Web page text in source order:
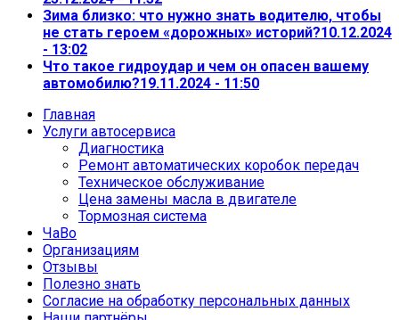
Зима близко: что нужно знать водителю, чтобы
не стать героем «дорожных» историй?10.12.2024
- 13:02
Что такое гидроудар и чем он опасен вашему
автомобилю?19.11.2024 - 11:50
Главная
Услуги автосервиса
Диагностика
Ремонт автоматических коробок передач
Техническое обслуживание
Цена замены масла в двигателе
Тормозная система
ЧаВо
Организациям
Отзывы
Полезно знать
Согласие на обработку персональных данных